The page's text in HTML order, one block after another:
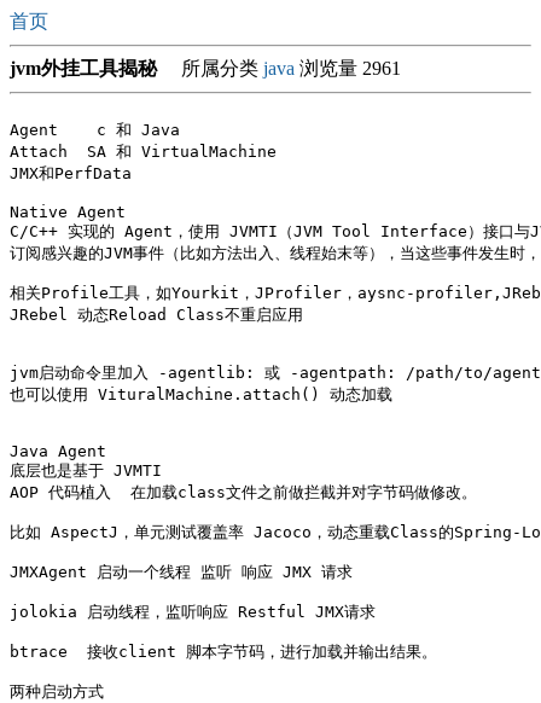
首页
jvm外挂工具揭秘所属分类 java 浏览量 2961
Agent    c 和 Java
Attach  SA 和 VirtualMachine
JMX和PerfData
Native Agent
C/C++ 实现的 Agent，使用 JVMTI（JVM Tool Interface）接口与
订阅感兴趣的JVM事件（比如方法出入、线程始末等），当这些事件发生
相关Profile工具，如Yourkit，JProfiler，aysnc-
JRebel 动态Reload Class不重启应用
jvm启动命令里加入 -agentlib: 或 -agentpath: /path/to/
也可以使用 VituralMachine.attach() 动态加载
Java Agent
底层也是基于 JVMTI
AOP 代码植入  在加载class文件之前做拦截并对字节码做修改。
比如 AspectJ，单元测试覆盖率 Jacoco，动态重载Class的Spring-
JMXAgent 启动一个线程 监听 响应 JMX 请求
jolokia 启动线程，监听响应 Restful JMX请求
btrace  接收client 脚本字节码，进行加载并输出结果。
两种启动方式